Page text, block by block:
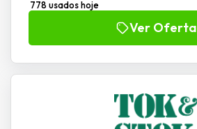
778 usados hoje
Ver Oferta